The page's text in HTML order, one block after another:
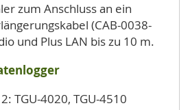
zum Anschluss an ein
(CAB-0038-
und Plus LAN bis zu 10 m.
TGU-4020, TGU-4510